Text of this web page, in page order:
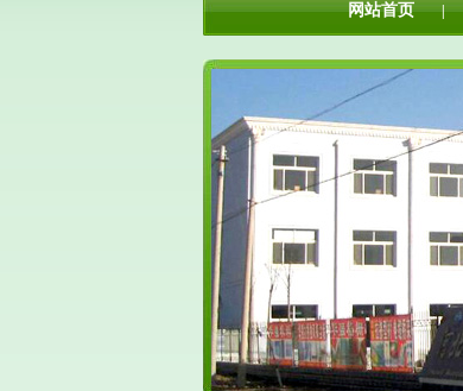
网站首页 |